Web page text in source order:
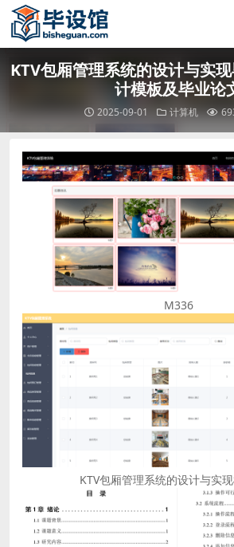
KTV包厢管理系统的设计与实
计模板及毕业论
2025-09-01 计算机
M336
KTV包厢管理系统的设计与实